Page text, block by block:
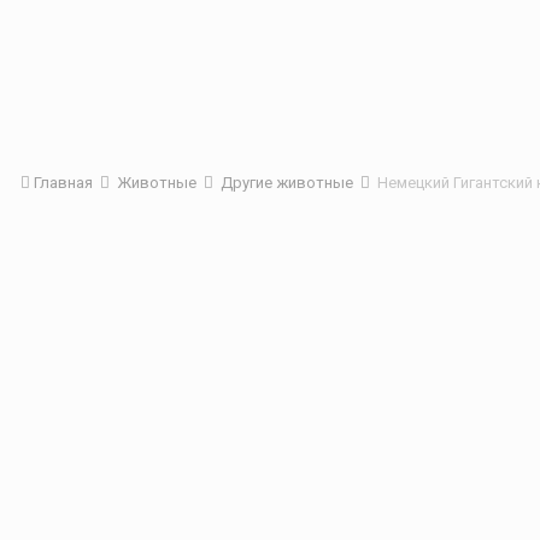
Главная Животные Другие животные Немецкий Гигантский